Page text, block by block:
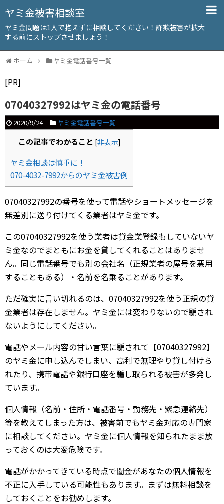
ヤミ金被害相談室
ヤミ金問題は1人で抱えずに相談してください！詐欺被害が拡大
する前にストップさせましょう！
ホーム ヤミ金電話番号一覧
[PR]
07040327992はヤミ金の電話番号
2020/9/24 ヤミ金電話番号一覧
この記事でわかること [非表示]
ヤミ金相談は慎重に！
070-4032-7992からのヤミ金被害例
07040327992の番号を使って電話やショートメッセージを
無差別に送り付けてくる業者はヤミ金です。
この07040327992を使う業者は貸金業登録もしていないヤ
ミ金なのでまともにお金を貸してくれることはありませ
ん。同じ電話番号でも別の会社名（正規業者の屋号を悪用
することもある）・名前を名乗ることがあります。
ただ確実に言い切れるのは、07040327992を使う正規の貸
金業者は存在しません。ヤミ金には変わりないので騙され
ないようにしてください。
電話やメール内容の甘い言葉に騙されて【07040327992】
のヤミ金に申し込んでしまい、高利で無理やり貸し付けら
れたり、携帯電話や銀行口座を騙し取られる被害が多発し
ています。
個人情報（名前・住所・電話番号・勤務先・緊急連絡先）
等を教えてしまった方は、被害前でもヤミ金対応の専門家
に相談してください。ヤミ金に個人情報を知られたまま放
っておくのは大変危険です。
電話がかかってきている時点で闇金があなたの個人情報を
不正に入手している可能性もあります。まずは無料相談を
しておくことをお勧めします。